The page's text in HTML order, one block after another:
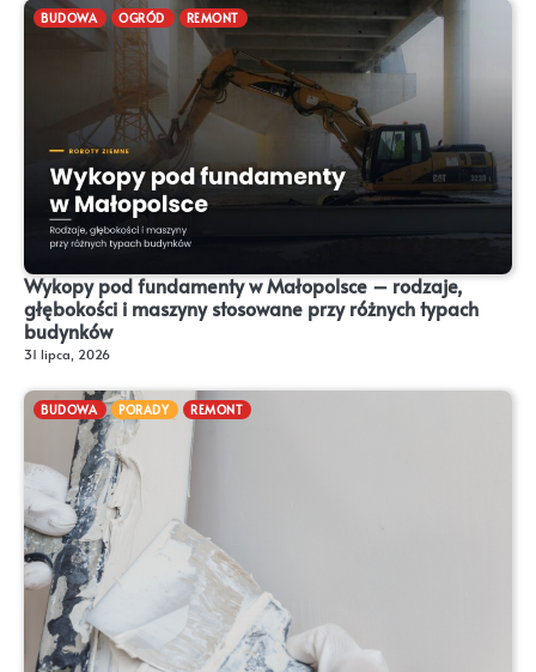
BUDOWA OGRÓD REMONT
Wykopy pod fundamenty w Małopolsce – rodzaje,
głębokości i maszyny stosowane przy różnych typach
budynków
31 lipca, 2026
BUDOWA PORADY REMONT